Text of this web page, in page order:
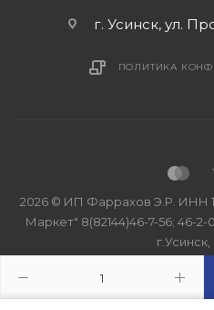
г. Усинск, ул.
ПОЛИТИКА
2026 © ИП Фаррахов Э.Р. ИНН
Маркет" 8(82144)46-7-56; 46-2-
г.Усинск,